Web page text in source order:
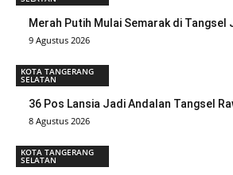
Merah Putih Mulai Semarak di Tangsel
9 Agustus 2026
KOTA TANGERANG
SELATAN
36 Pos Lansia Jadi Andalan Tangsel
8 Agustus 2026
KOTA TANGERANG
SELATAN